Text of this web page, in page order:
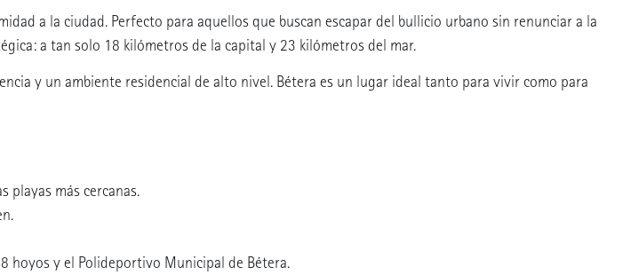
a la ciudad. Perfecto para aquellos que buscan escapar del bullicio urbano sin renunciar a la
a tan solo 18 kilómetros de la capital y 23 kilómetros del mar.
y un ambiente residencial de alto nivel. Bétera es un lugar ideal tanto para vivir como para
playas más cercanas.
hoyos y el Polideportivo Municipal de Bétera.